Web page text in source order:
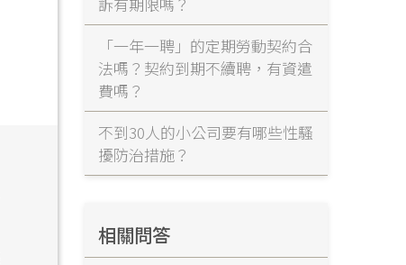
「一年一聘」的定期勞動契約合
法嗎？契約到期不續聘，有資遣
費嗎？
不到30人的小公司要有哪些性騷
擾防治措施？
相關問答